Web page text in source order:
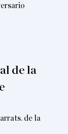
de la
de la